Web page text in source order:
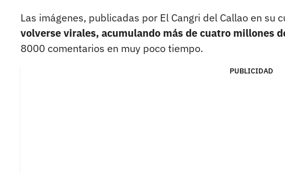
Las imágenes, publicadas por El Cangri del Callao en su
volverse virales, acumulando más de cuatro millones
8000 comentarios en muy poco tiempo.
PUBLICIDAD